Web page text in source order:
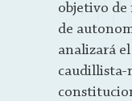
objetivo de
de
analizará
caudillista-